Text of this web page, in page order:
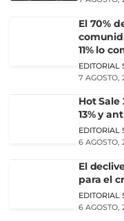
El 70%
11% lo
EDITORIAL
7 AGOSTO,
Hot Sale
13% y
EDITORIAL
6 AGOSTO,
El
para el
EDITORIAL
6 AGOSTO,